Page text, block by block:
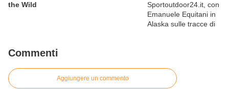
the Wild
Commenti
Aggiungere un commento